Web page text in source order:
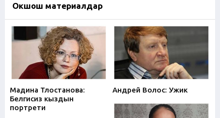
Окшош материалдар
Мадина Тлостанова:
Белгисиз кыздын
портрети
Андрей Волос: Ужик